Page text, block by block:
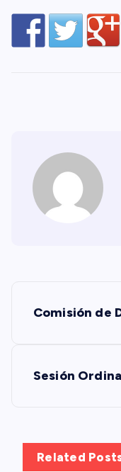
NComisión de
Sesión
Related